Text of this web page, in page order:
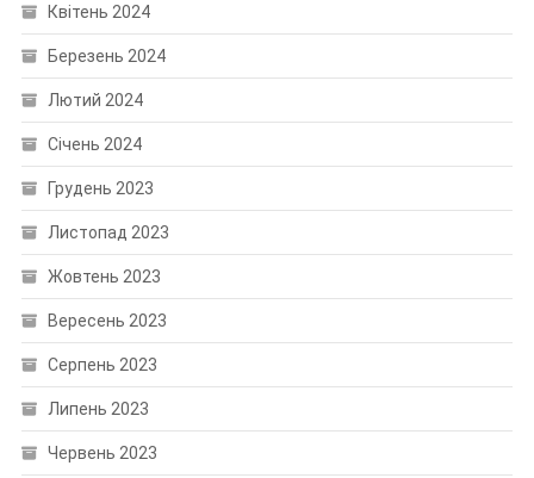
Квітень 2024
Березень 2024
Лютий 2024
Січень 2024
Грудень 2023
Листопад 2023
Жовтень 2023
Вересень 2023
Серпень 2023
Липень 2023
Червень 2023